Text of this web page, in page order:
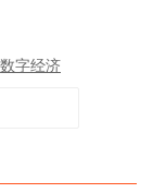
数字经济